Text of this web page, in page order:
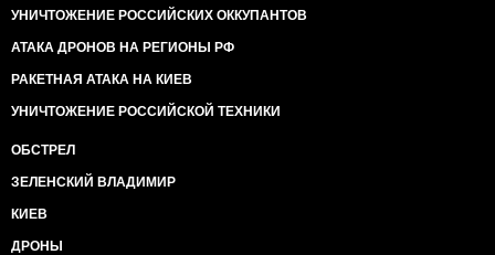
УНИЧТОЖЕНИЕ РОССИЙСКИХ ОККУПАНТОВ
АТАКА ДРОНОВ НА РЕГИОНЫ РФ
РАКЕТНАЯ АТАКА НА КИЕВ
УНИЧТОЖЕНИЕ РОССИЙСКОЙ ТЕХНИКИ
ОБСТРЕЛ
ЗЕЛЕНСКИЙ ВЛАДИМИР
КИЕВ
ДРОНЫ